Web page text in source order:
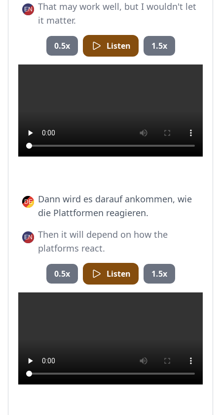
That may work well, but I wouldn't let
it matter.
0.5x Listen 1.5x
Dann wird es darauf ankommen, wie
die Plattformen reagieren.
Then it will depend on how the
platforms react.
0.5x Listen 1.5x